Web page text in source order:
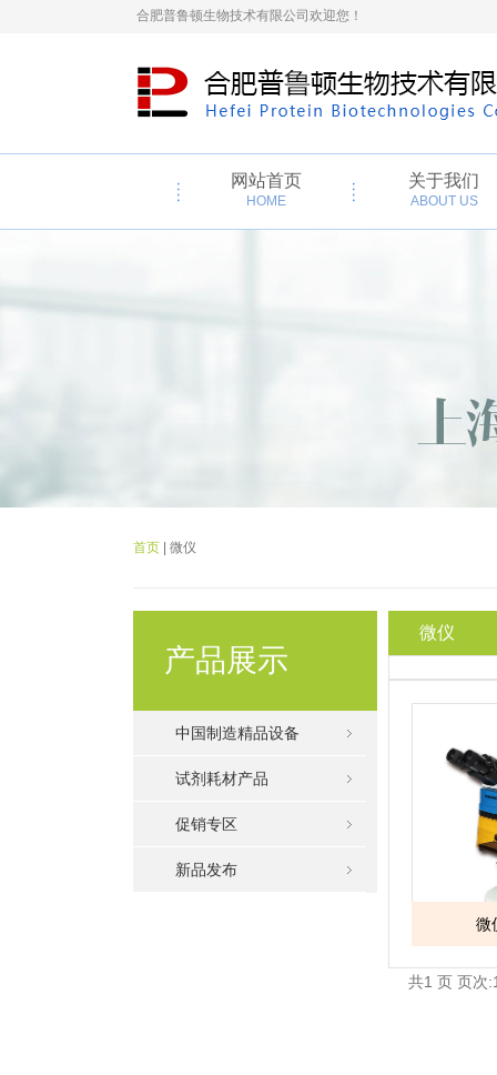
合肥普鲁顿生物技术有限公司欢迎您！
网站首页
HOME
关于我们
ABOUT US
首页 | 微仪
产品展示
中国制造精品设备
试剂耗材产品
促销专区
新品发布
微仪
微
共1 页 页次